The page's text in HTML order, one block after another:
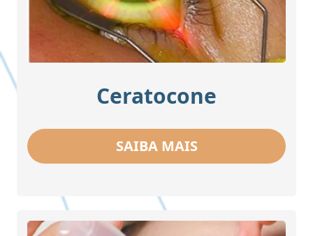
Ceratocone
SAIBA MAIS